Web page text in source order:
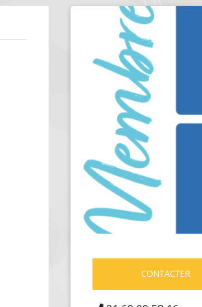
CONTACTER